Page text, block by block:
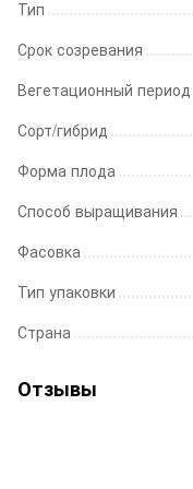
Тип
Срок созревания
Вегетационный период
Сорт/гибрид
Форма плода
Способ выращивания
Фасовка
Тип упаковки
Страна
Отзывы